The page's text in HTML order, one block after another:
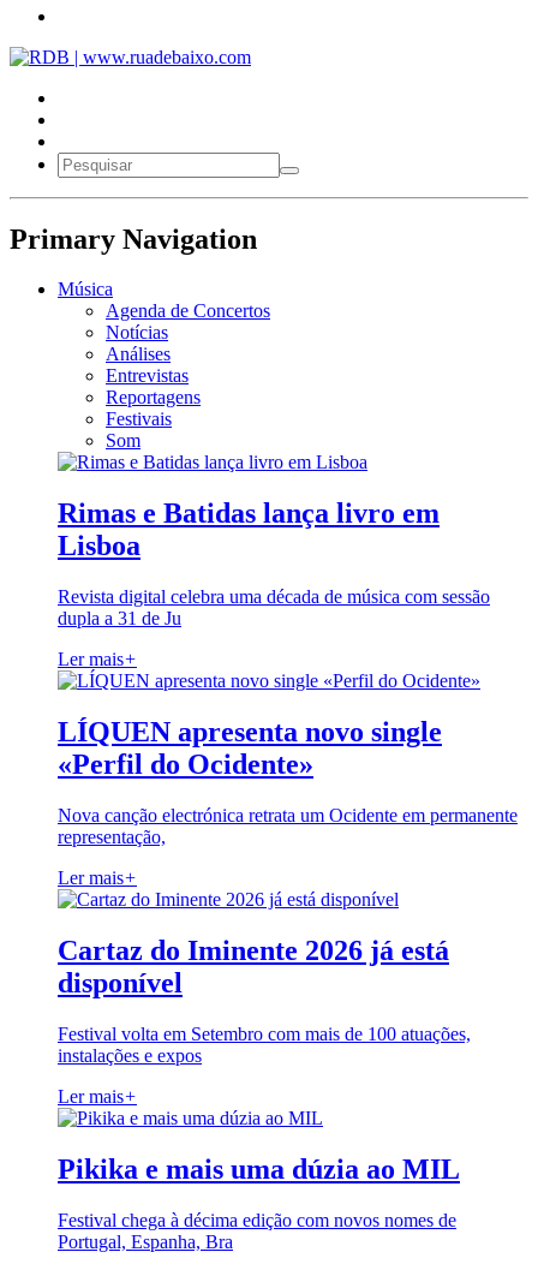
Primary Navigation
Música
Agenda de Concertos
Notícias
Análises
Entrevistas
Reportagens
Festivais
Som
Rimas e Batidas lança livro em
Lisboa
Revista digital celebra uma década de música com sessão
dupla a 31 de Ju
Ler mais+
LÍQUEN apresenta novo single
«Perfil do Ocidente»
Nova canção electrónica retrata um Ocidente em permanente
representação,
Ler mais+
Cartaz do Iminente 2026 já está
disponível
Festival volta em Setembro com mais de 100 atuações,
instalações e expos
Ler mais+
Pikika e mais uma dúzia ao MIL
Festival chega à décima edição com novos nomes de
Portugal, Espanha, Bra